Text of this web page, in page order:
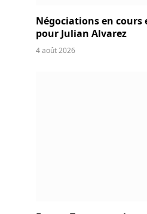
Négociations en cours
pour Julian Alvarez
4 août 2026